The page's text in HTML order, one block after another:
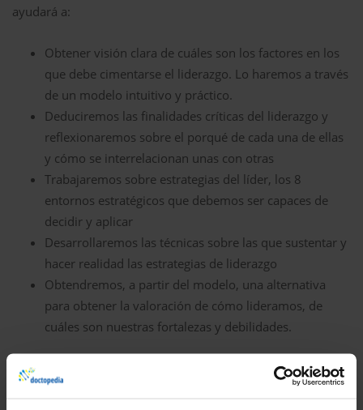
ayudará a:
Obtener visión clara de cuáles son los factores en los
que debe cimentarse el liderazgo. Lo haremos a través
de un modelo intuitivo y práctico.
Deduciremos las finalidades críticas del liderazgo y
reflexionaremos sobre el porqué de cada una de ellas
y cómo se interrelacionan unas con otras
Trabajaremos sobre estrategias del líder, los 8
entornos estratégicos que debemos ser capaces de
decidir y aplicar
Desarrollaremos las técnicas sobre las que sustentar y
hacer realidad las estrategias de liderazgo
Obtendremos, a partir del modelo, una alternativa
para obtener la valoración de cómo lideramos, de
cuáles son nuestras fortalezas y debilidades.